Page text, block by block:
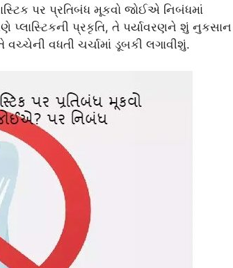
પર પ્રતિબંધ મૂકવો જોઈએ નિબંધમાં
પ્લાસ્ટિકની પ્રકૃતિ, તે પર્યાવરણને શું નુકસાન
વધતી ચર્ચામાં ડૂબકી લગાવીશું.